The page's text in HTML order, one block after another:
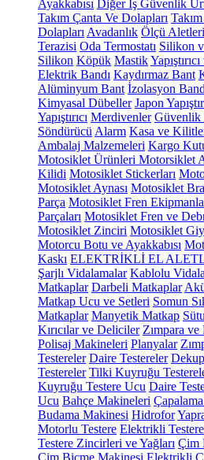
Ayakkabısı Diğer İş Güvenlik
Takım Çanta Ve Dolapları
Dolapları Avadanlık Ölçü Aletleri
Terazisi Oda Termostatı Silikon
Silikon Köpük Mastik
Elektrik Bandı Kaydırmaz Bant
Alüminyum Bant İzolasyon
Kimyasal Dübeller Japon
Yapıştırıcı Merdivenler Güvenlik
Söndürücü Alarm Kasa ve
Ambalaj Malzemeleri Kargo
Motosiklet Ürünleri Motorsiklet
Kilidi Motosiklet Stickerları
Motosiklet Aynası Motosiklet
Parça Motosiklet Fren
Parçaları Motosiklet Fren ve
Motosiklet Zinciri Motosiklet
Motorcu Botu ve Ayakkabısı
Kaskı ELEKTRİKLİ EL
Şarjlı Vidalamalar Kablolu
Matkaplar Darbeli Matkaplar
Matkap Ucu ve Setleri Somun
Matkaplar Manyetik Matkap
Kırıcılar ve Deliciler Zımpara ve
Polisaj Makineleri Planyalar
Testereler Daire Testereler
Testereler Tilki Kuyruğu
Kuyruğu Testere Ucu Daire
Ucu Bahçe Makineleri
Budama Makinesi Hidrofor
Motorlu Testere Elektrikli
Testere Zincirleri ve Yağları Çim
Çim Biçme Makinesi Elektrikli